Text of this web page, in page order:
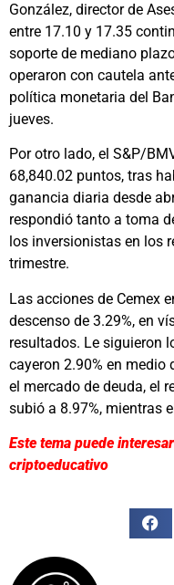
González, director de
entre 17.10 y 17.35
soporte de mediano
operaron con cautela
política monetaria del
jueves.
Por otro lado, el S&P/
68,840.02 puntos, tras
ganancia diaria desde
respondió tanto a toma
los inversionistas en los
trimestre.
Las acciones de Cemex
descenso de 3.29%, en
resultados. Le siguieron
cayeron 2.90% en medio
el mercado de deuda, el
subió a 8.97%, mientras
Este tema puede
criptoeducativo